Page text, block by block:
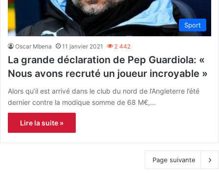
Sport
Oscar Mbena 11 janvier 2021 2 442
La grande déclaration de Pep Guardiola: «
Nous avons recruté un joueur incroyable »
Alors qu’il est arrivé dans le club du nord de l’Angleterre l’été
dernier contre la modique somme de 68 M€,…
Lire la suite »
Page suivante